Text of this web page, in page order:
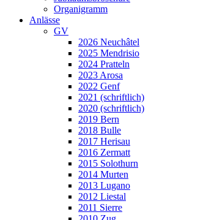
Organigramm
Anlässe
GV
2026 Neuchâtel
2025 Mendrisio
2024 Pratteln
2023 Arosa
2022 Genf
2021 (schriftlich)
2020 (schriftlich)
2019 Bern
2018 Bulle
2017 Herisau
2016 Zermatt
2015 Solothurn
2014 Murten
2013 Lugano
2012 Liestal
2011 Sierre